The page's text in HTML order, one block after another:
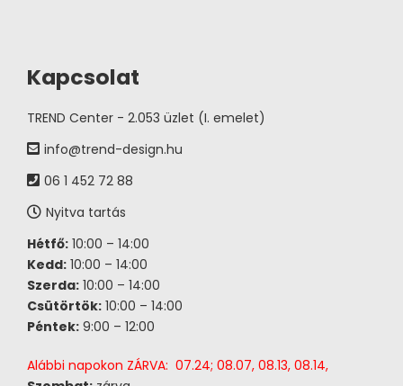
Kapcsolat
TREND Center - 2.053 üzlet (I. emelet)
info@trend-design.hu
06 1 452 72 88
Nyitva tartás
Hétfő: 10:00 – 14:00
Kedd: 10:00 – 14:00
Szerda: 10:00 – 14:00
Csütörtök: 10:00 – 14:00
Péntek: 9:00 – 12:00
Alábbi napokon ZÁRVA: 07.24; 08.07, 08.13, 08.14,